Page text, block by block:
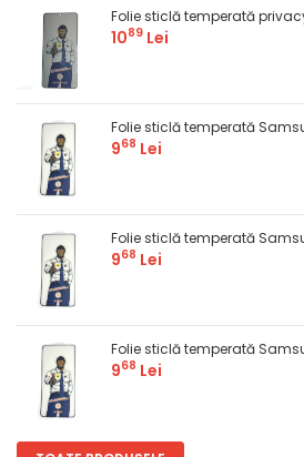
Folie sticlă temperată
1089 Lei
Folie sticlă temperată
968 Lei
Folie sticlă temperată
968 Lei
Folie sticlă temperată
968 Lei